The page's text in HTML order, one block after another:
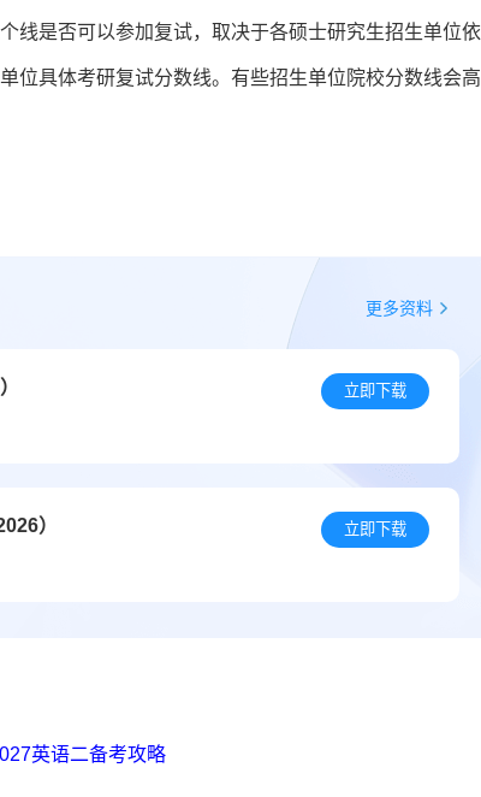
线是否可以参加复试，取决于各硕士研究生招生单位依
位具体考研复试分数线。有些招生单位院校分数线会高
更多资料
立即下载
） 立即下载
英语二备考攻略